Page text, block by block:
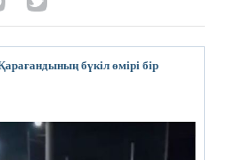
бүкіл өмірі бір